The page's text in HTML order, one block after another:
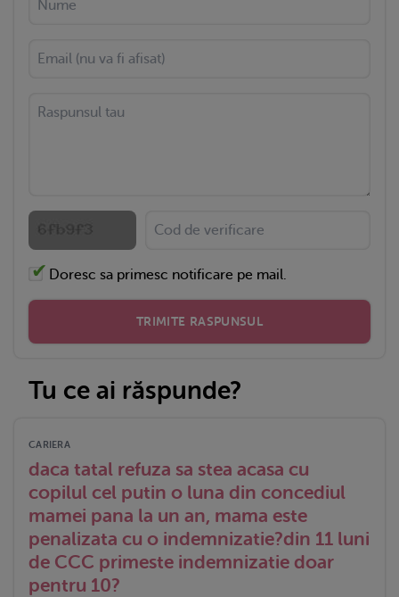
Doresc sa primesc notificare pe mail.
TRIMITE RASPUNSUL
Tu ce ai răspunde?
CARIERA
daca tatal refuza sa stea acasa cu
copilul cel putin o luna din concediul
mamei pana la un an, mama este
penalizata cu o indemnizatie?din 11 luni
de CCC primeste indemnizatie doar
pentru 10?